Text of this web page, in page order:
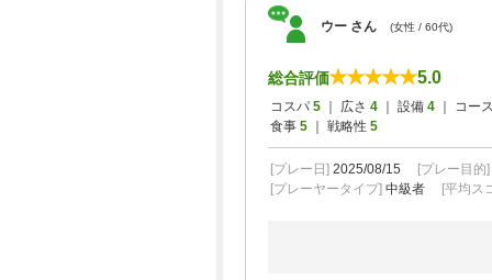
ウー さん (女性 / 60代)
総合評価 5.0
コスパ 5 ｜ 広さ 4 ｜ 設備 4 ｜ コー
食事 5 ｜ 戦略性 5
[プレー日] 2025/08/15 [プレー目的]
[プレーヤータイプ] 中級者 [平均ス